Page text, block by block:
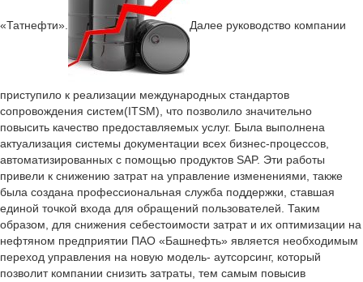
«Татнефти». Далее руководство компании
приступило к реализации международных стандартов
сопровождения систем(ITSM), что позволило значительно
повысить качество предоставляемых услуг. Была выполнена
актуализация системы документации всех бизнес-процессов,
автоматизированных с помощью продуктов SAP. Эти работы
привели к снижению затрат на управление изменениями, также
была создана профессиональная служба поддержки, ставшая
единой точкой входа для обращений пользователей. Таким
образом, для снижения себестоимости затрат и их оптимизации на
нефтяном предприятии ПАО «Башнефть» является необходимым
переход управления на новую модель- аутсорсинг, который
позволит компании снизить затраты, тем самым повысив